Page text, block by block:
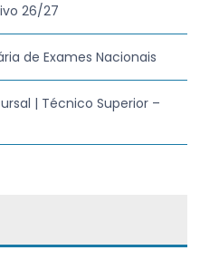
26/27
de Exames Nacionais
| Técnico Superior –